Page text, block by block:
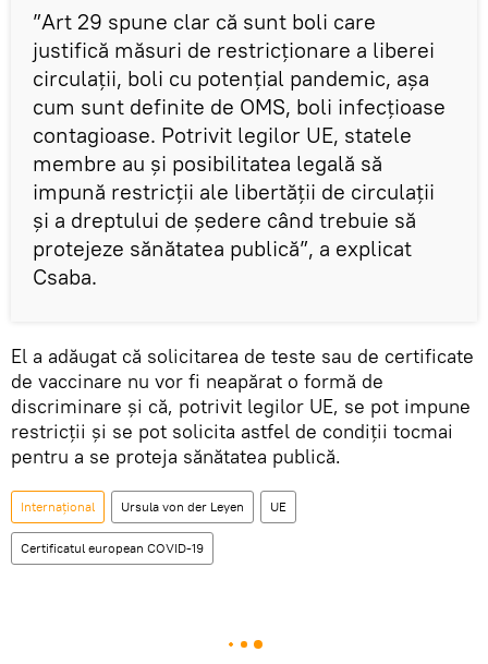
”Art 29 spune clar că sunt boli care
justifică măsuri de restricționare a liberei
circulații, boli cu potențial pandemic, așa
cum sunt definite de OMS, boli infecțioase
contagioase. Potrivit legilor UE, statele
membre au și posibilitatea legală să
impună restricții ale libertății de circulații
și a dreptului de ședere când trebuie să
protejeze sănătatea publică”, a explicat
Csaba.
El a adăugat că solicitarea de teste sau de certificate
de vaccinare nu vor fi neapărat o formă de
discriminare și că, potrivit legilor UE, se pot impune
restricții și se pot solicita astfel de condiții tocmai
pentru a se proteja sănătatea publică.
Internaţional Ursula von der Leyen UE
Certificatul european COVID-19